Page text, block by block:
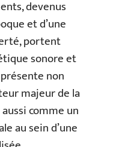
devenus
et d’une
portent
sonore et
non
majeur de la
comme un
au sein d’une